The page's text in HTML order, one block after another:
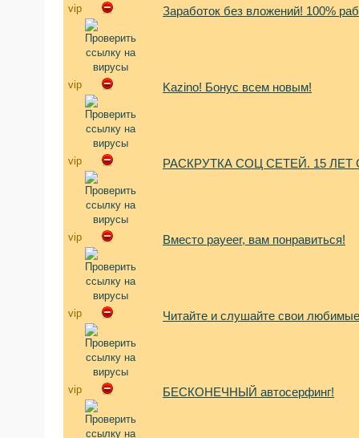
vip Заработок без вложений! 100%
vip Kazino! Бонус всем новым!
vip РАСКРУТКА СОЦ СЕТЕЙ. 15
vip Вместо payeer, вам понравиться!
vip Читайте и слушайте свои любимые
vip БЕСКОНЕЧНЫЙ автосерфинг!